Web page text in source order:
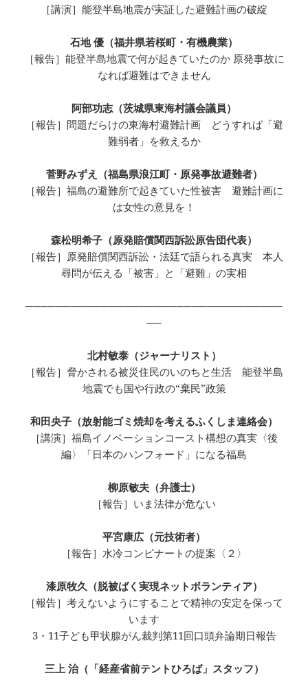
［講演］能登半島地震が実証した避難計画の破綻
石地 優（福井県若桜町・有機農業）
［報告］能登半島地震で何が起きていたのか 原発事故に
なれば避難はできません
阿部功志（茨城県東海村議会議員）
［報告］問題だらけの東海村避難計画 どうすれば「避
難弱者」を救えるか
菅野みずえ（福島県浪江町・原発事故避難者）
［報告］福島の避難所で起きていた性被害 避難計画に
は女性の意見を！
森松明希子（原発賠償関西訴訟原告団代表）
［報告］原発賠償関西訴訟・法廷で語られる真実 本人
尋問が伝える「被害」と「避難」の実相
──────────────────────────────────
──
北村敏泰（ジャーナリスト）
［報告］脅かされる被災住民のいのちと生活 能登半島
地震でも国や行政の“棄民”政策
和田央子（放射能ゴミ焼却を考えるふくしま連絡会）
［講演］福島イノベーションコースト構想の真実〈後
編〉「日本のハンフォード」になる福島
柳原敏夫（弁護士）
［報告］いま法律が危ない
平宮康広（元技術者）
［報告］水冷コンビナートの提案〈２〉
漆原牧久（脱被ばく実現ネットボランティア）
［報告］考えないようにすることで精神の安定を保って
います
3・11子ども甲状腺がん裁判第11回口頭弁論期日報告
三上 治（「経産省前テントひろば」スタッフ）